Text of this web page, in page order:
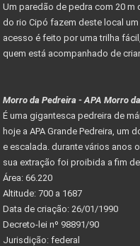
Um paredão de pedra com 20 m
do rio Cipó fazem deste local
acesso é feito por uma trilha
quem está acompanhado de
Morro da Pedreira - APA Morro
É uma gigantesca pedreira de
hoje a APA Grande Pedreira,
e escalada. durante vários anos
sua extração foi proibida a fim
Área: 66.220
Altitude: 700 a 1687
Data de criação: 26/01/1990
Decreto-lei nº 98891/90
Jurisdição: federal